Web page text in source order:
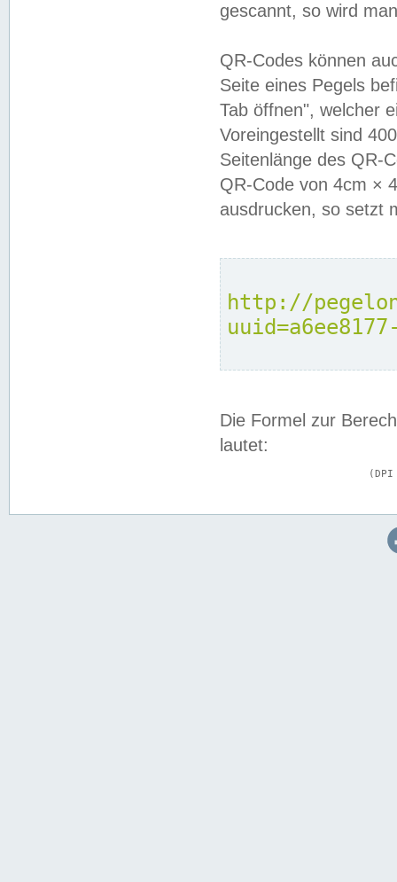
gescannt, so wird
QR-Codes können
Seite eines Pegels
Tab öffnen", welcher
Voreingestellt sind
Seitenlänge des QR-
QR-Code von 4cm ×
ausdrucken, so setzt
http://
Die Formel zur
lautet: